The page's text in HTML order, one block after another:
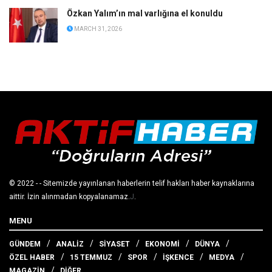
Özkan Yalım’ın mal varlığına el konuldu
MARCH 31, 2026
© 2022 - - Sitemizde yayınlanan haberlerin telif hakları haber kaynaklarına
aittir. İzin alınmadan kopyalanamaz.J.
MENU
GÜNDEM ANALİZ SİYASET EKONOMİ
DÜNYA
ÖZEL HABER
15 TEMMUZ SPOR İŞKENCE
MEDYA